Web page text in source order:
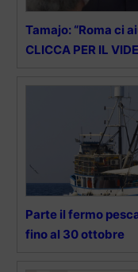
Tamajo: “Roma ci
CLICCA PER IL
Parte il fermo
fino al 30 ottobre